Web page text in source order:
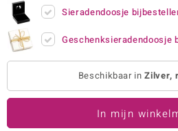
Collection
Sieradendoosje
Geschenksieradendoosje
Beschikbaar inZilver,
In mijn